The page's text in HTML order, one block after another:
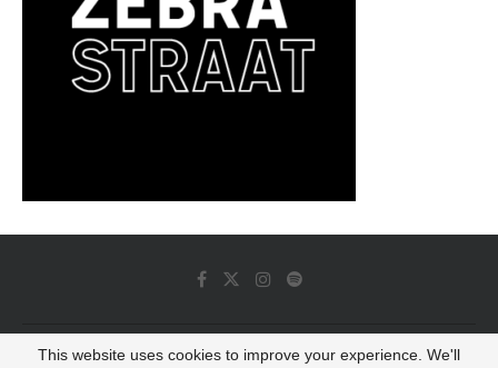
© 2022 - Luminous Dash All Rights Reserved
This website uses cookies to improve your experience. We'll